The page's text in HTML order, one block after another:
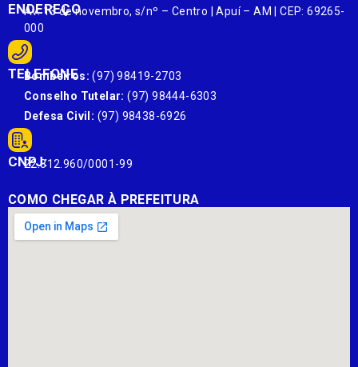
ENDEREÇO
Av. 13 de novembro, s/nº – Centro | Apuí – AM | CEP: 69265-
000
TELEFONE
Bombeiros: (97) 98419-2703
Conselho Tutelar: (97) 98444-6303
Defesa Civil: (97) 98438-6926
CNPJ:
22.812.960/0001-99
COMO CHEGAR À PREFEITURA